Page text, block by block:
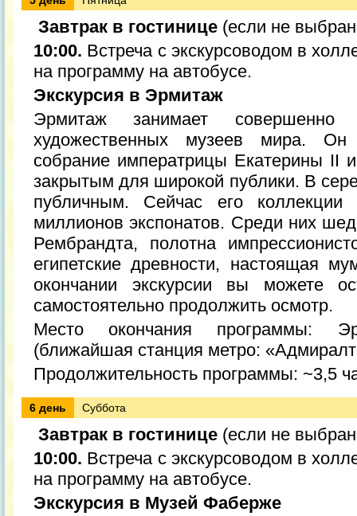
Завтрак в гостинице (если не
10:00. Встреча с экскурсоводом в
на программу на автобусе.
Экскурсия в Эрмитаж
Эрмитаж занимает
художественных музеев мира. Он
собрание императрицы Екатерины II
закрытым для широкой публики. В
публичным. Сейчас его
миллионов экспонатов. Среди них
Рембрандта, полотна
египетские древности, настоящая
окончании экскурсии вы можете
самостоятельно продолжить осмотр.
Место окончания программы:
(ближайшая станция метро:
Продолжительность программы: ~3,5
6 день Суббота
Завтрак в гостинице (если не
10:00. Встреча с экскурсоводом в
на программу на автобусе.
Экскурсия в Музей Фаберже